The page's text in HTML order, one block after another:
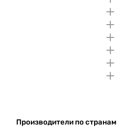
Производители по странам